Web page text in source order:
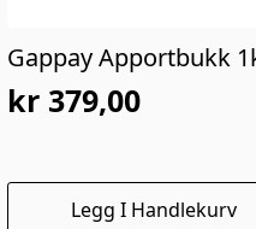
Gappay Apportbukk
kr379,00
Legg I Handlekurv